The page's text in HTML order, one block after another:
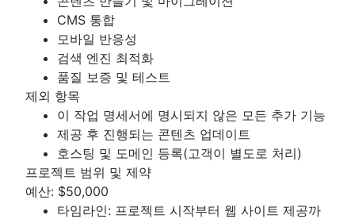
CMS 통합
모바일 반응성
검색 엔진 최적화
품질 보증 및 테스트
제외 항목
이 작업 명세서에 명시되지 않은 모든 추가 기능
제공 후 진행되는 콘텐츠 업데이트
호스팅 및 도메인 등록(고객이 별도로 처리)
프로젝트 범위 및 제약
예산: $50,000
타임라인: 프로젝트 시작부터 웹 사이트 제공까